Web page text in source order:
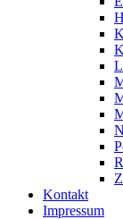
Kontakt
Impressum